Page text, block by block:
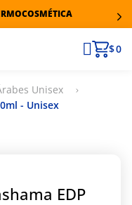
$ 0
Unisex
- Unisex
EDP